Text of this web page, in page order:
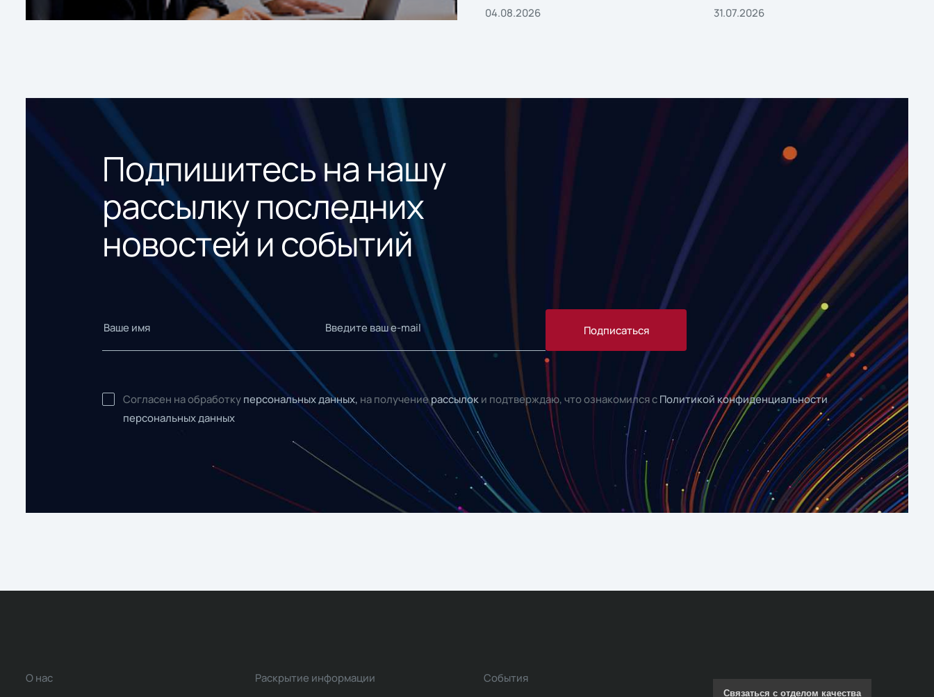
04.08.2026 31.07.2026
Подпишитесь на нашу
рассылку последних
новостей и событий
Подписаться
Согласен на обработку персональных данных, на получениерассылок и подтверждаю, что ознакомился с Политикой конфиденциальности
персональных данных
О нас
Раскрытие информации
События
Связаться с отделом качества